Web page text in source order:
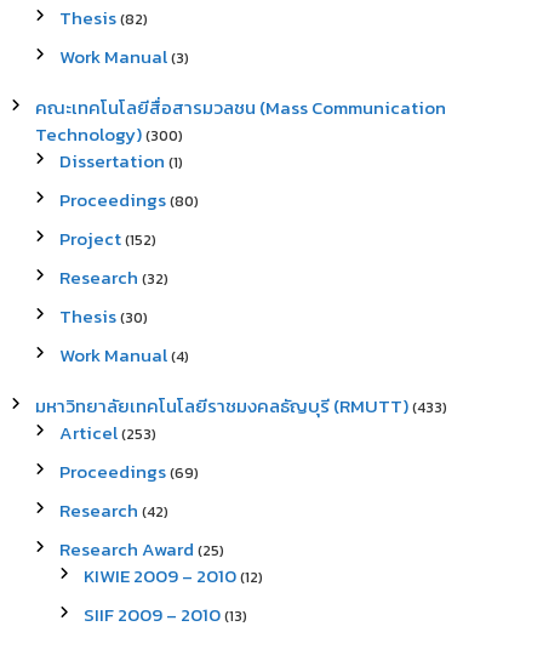
Thesis(82)
Work Manual(3)
คณะเทคโนโลยีสื่อสารมวลชน (Mass Communication
Technology)(300)
Dissertation (1)
Proceedings(80)
Project(152)
Research (32)
Thesis(30)
Work Manual(4)
มหาวิทยาลัยเทคโนโลยีราชมงคลธัญบุรี (RMUTT)(433)
Articel(253)
Proceedings(69)
Research (42)
Research Award (25)
KIWIE 2009 – 2010(12)
SIIF 2009 – 2010(13)